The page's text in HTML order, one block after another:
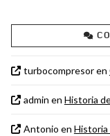
turbocompresoren
admin en Historia
Antonio en Historia